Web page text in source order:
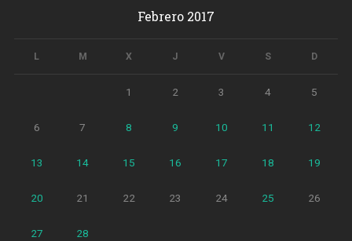
Febrero 2017
L M X J V S D
1 2 3 4 5
6 7 8 9 10 11 12
13 14 15 16 17 18 19
20 21 22 23 24 25 26
27 28